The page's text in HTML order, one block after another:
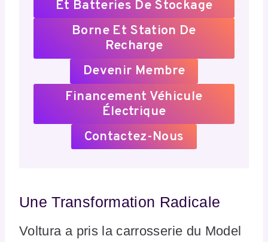
Et Batteries De Stockage
Borne Et Station De
Recharge
Devenir Membre
Financement Véhicule
Électrique
Contactez-Nous
Une Transformation Radicale
Voltura a pris la carrosserie du Model